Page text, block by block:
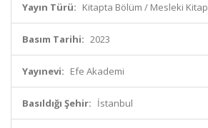
Yayın Türü: Kitapta Bölüm / Mesleki Kitap
Basım Tarihi: 2023
Yayınevi: Efe Akademi
Basıldığı Şehir: İstanbul